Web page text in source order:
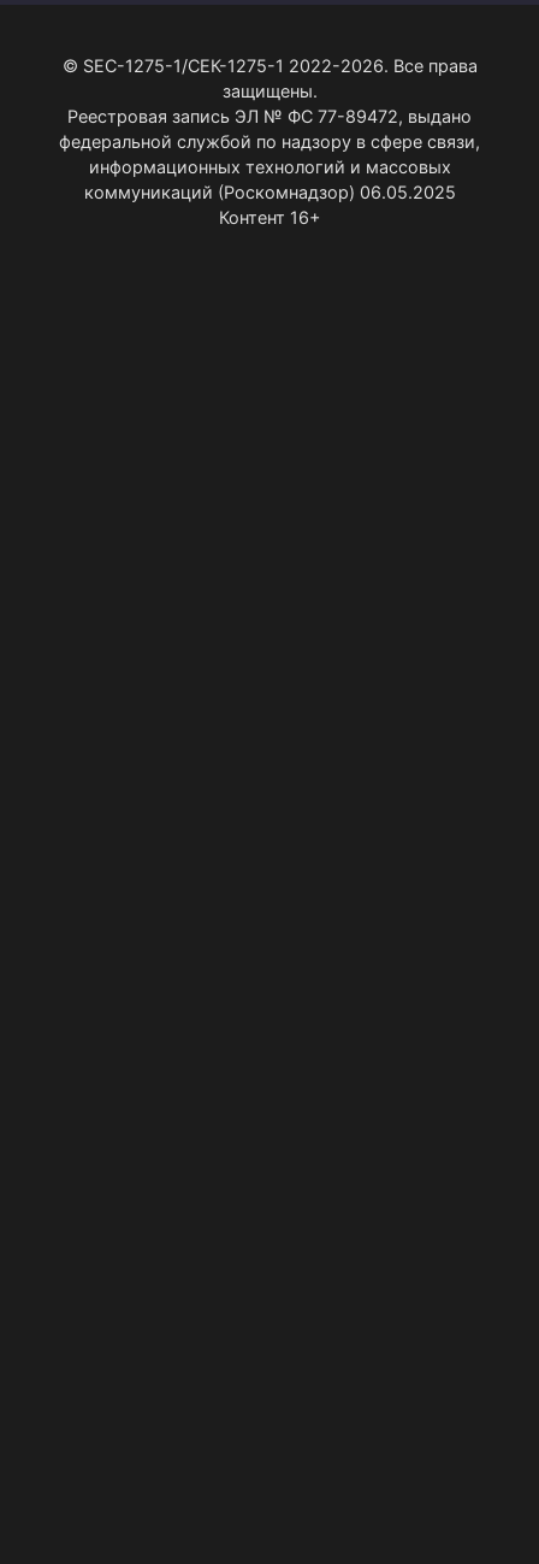
© SEC-1275-1/СЕК-1275-1 2022-2026. Все права
защищены.
Реестровая запись ЭЛ № ФС 77-89472, выдано
федеральной службой по надзору в сфере связи,
информационных технологий и массовых
коммуникаций (Роскомнадзор) 06.05.2025
Контент 16+